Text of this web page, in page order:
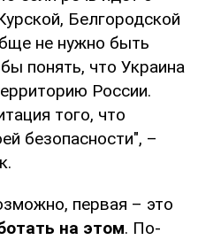
Белгородской
не нужно быть
понять, что Украина
России.
того, что
безопасности", –
первая – это
на этом. По-